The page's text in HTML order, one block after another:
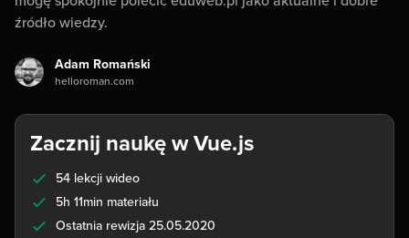
źródło wiedzy.
Adam Romański
helloroman.com
Zacznij naukę w Vue.js
54 lekcji wideo
5h 11min materiału
Ostatnia rewizja 25.05.2020